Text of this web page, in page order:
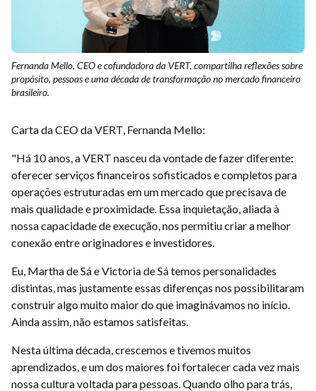
Fernanda Mello, CEO e cofundadora da VERT, compartilha reflexões sobre
propósito, pessoas e uma década de transformação no mercado financeiro
brasileiro.
Carta da CEO da VERT, Fernanda Mello:
"Há 10 anos, a VERT nasceu da vontade de fazer diferente:
oferecer serviços financeiros sofisticados e completos para
operações estruturadas em um mercado que precisava de
mais qualidade e proximidade. Essa inquietação, aliada à
nossa capacidade de execução, nos permitiu criar a melhor
conexão entre originadores e investidores.
Eu, Martha de Sá e Victoria de Sá temos personalidades
distintas, mas justamente essas diferenças nos possibilitaram
construir algo muito maior do que imaginávamos no início.
Ainda assim, não estamos satisfeitas.
Nesta última década, crescemos e tivemos muitos
aprendizados, e um dos maiores foi fortalecer cada vez mais
nossa cultura voltada para pessoas. Quando olho para trás,